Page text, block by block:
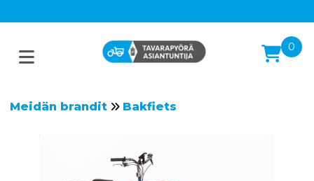
0
Meidän brandit Bakfiets